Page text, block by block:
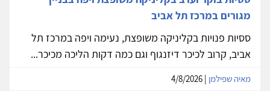
מגורים במרכז תל אביב
ססיות פנויות בקליניקה משופצת, נעימה ויפה במרכז תל
אביב, קרוב לכיכר דיזנגוף וגם כמה דקות הליכה מכיכר...
מאיה שפילמן